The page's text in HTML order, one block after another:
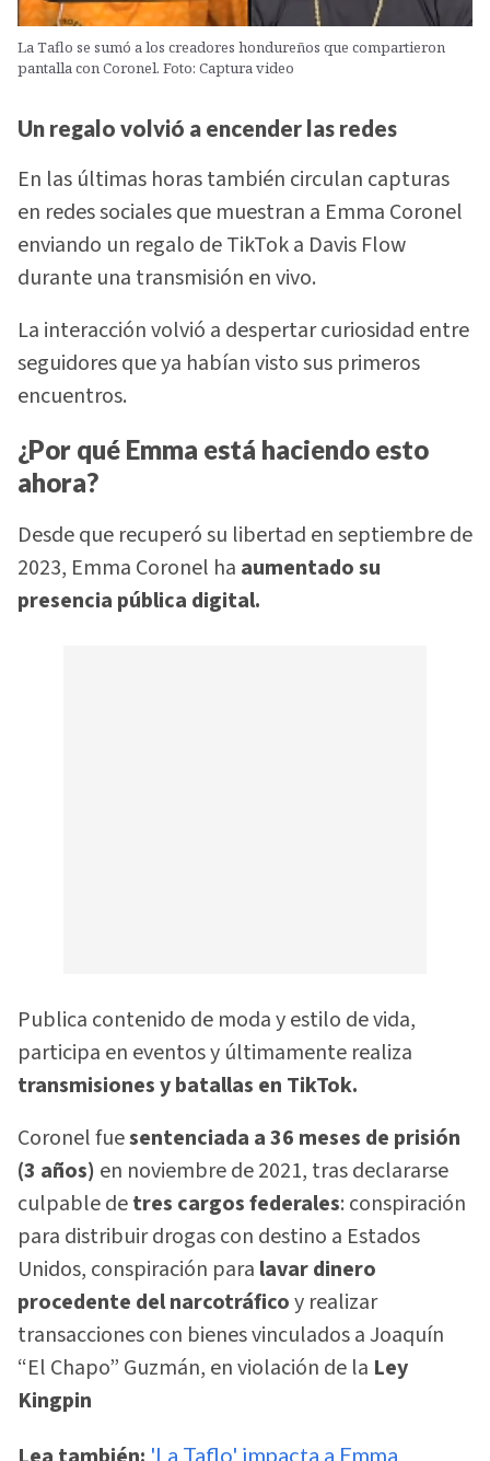
La Taflo se sumó a los creadores hondureños que compartieron
pantalla con Coronel. Foto: Captura video
Un regalo volvió a encender las redes
En las últimas horas también circulan capturas
en redes sociales que muestran a Emma Coronel
enviando un regalo de TikTok a Davis Flow
durante una transmisión en vivo.
La interacción volvió a despertar curiosidad entre
seguidores que ya habían visto sus primeros
encuentros.
¿Por qué Emma está haciendo esto
ahora?
Desde que recuperó su libertad en septiembre de
2023, Emma Coronel ha aumentado su
presencia pública digital.
Publica contenido de moda y estilo de vida,
participa en eventos y últimamente realiza
transmisiones y batallas en TikTok.
Coronel fuesentenciada a 36 meses de prisión
(3 años) en noviembre de 2021, tras declararse
culpable detres cargos federales: conspiración
para distribuir drogas con destino a Estados
Unidos, conspiración para lavar dinero
procedente del narcotráficoy realizar
transacciones con bienes vinculados a Joaquín
“El Chapo” Guzmán, en violación de la Ley
Kingpin
'La Taflo' impacta a Emma